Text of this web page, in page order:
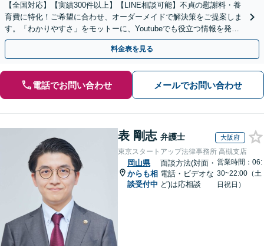
【全国対応】【実績300件以上】【LINE相談可能】不貞の慰謝料・養
育費に特化！ご希望に合わせ、オーダーメイドで解決策をご提案しま
す。「わかりやすさ」をモットーに、Youtubeでも役立つ情報を発信
中【初回相談無料】【土日対応可】
料金表を見る
電話でお問い合わせ メールでお問い合わせ
表 剛志 弁護士 大阪府
東京スタートアップ法律事務所 高槻支店
岡山県
からも相
談受付中
面談方法(対面・
電話・ビデオな
ど)は応相談
営業時間：06:
30~22:00（土
日祝日）